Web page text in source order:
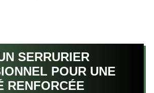
SERRURIER
POUR UNE
RENFORCÉE